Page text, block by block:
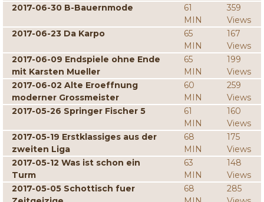
2017-06-30 B-Bauernmode
61
MIN
359
Views
2017-06-23 Da Karpo
65
MIN
167
Views
2017-06-09 Endspiele ohne Ende
mit Karsten Mueller
65
MIN
199
Views
2017-06-02 Alte Eroeffnung
moderner Grossmeister
60
MIN
259
Views
2017-05-26 Springer Fischer 5
61
MIN
160
Views
2017-05-19 Erstklassiges aus der
zweiten Liga
68
MIN
175
Views
2017-05-12 Was ist schon ein
Turm
63
MIN
148
Views
2017-05-05 Schottisch fuer
68
285